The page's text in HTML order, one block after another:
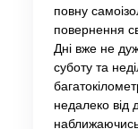
повну
повернення
Дні вже не
суботу та
недалеко від